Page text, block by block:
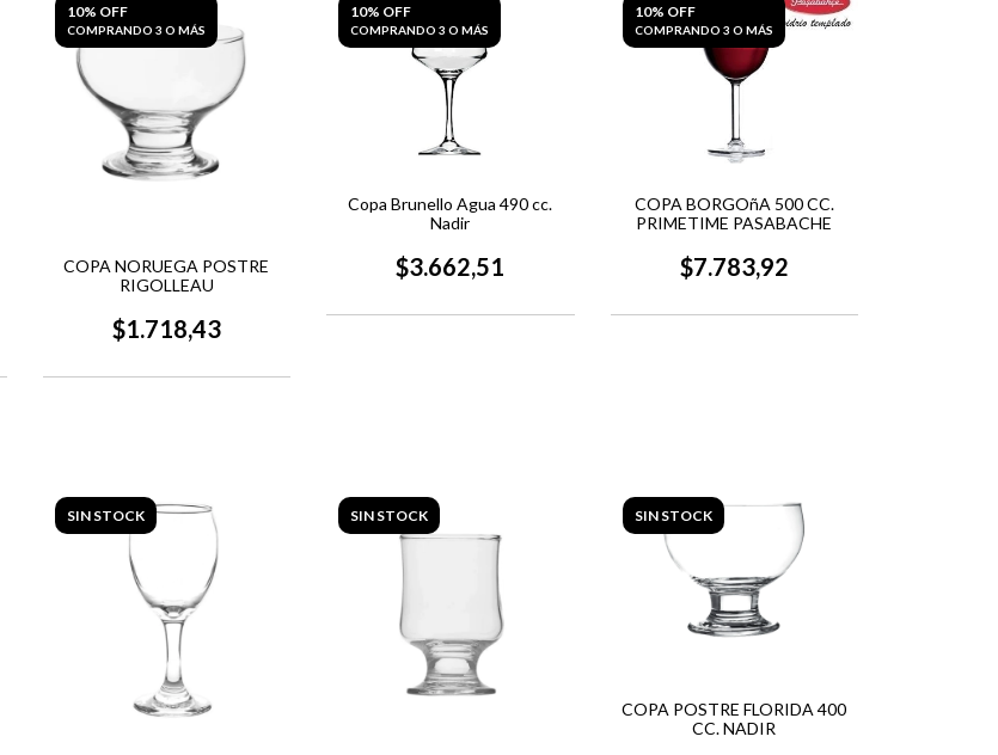
10% OFF
COMPRANDO 3 O MÁS
COPA NORUEGA POSTRE
RIGOLLEAU
$1.718,43
10% OFF
COMPRANDO 3 O MÁS
Copa Brunello Agua 490 cc.
Nadir
$3.662,51
10% OFF
COMPRANDO 3 O MÁS
COPA BORGOñA 500 CC.
PRIMETIME PASABACHE
$7.783,92
SIN STOCK SIN STOCK SIN STOCK
COPA POSTRE FLORIDA 400
CC. NADIR